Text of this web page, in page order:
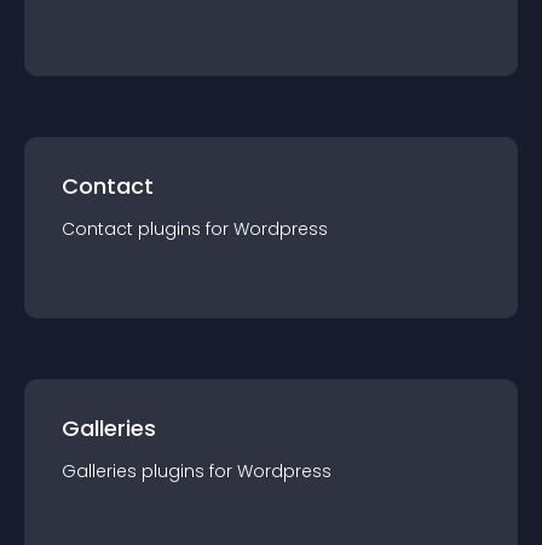
Contact
Contact plugins for Wordpress
Galleries
Galleries plugins for Wordpress